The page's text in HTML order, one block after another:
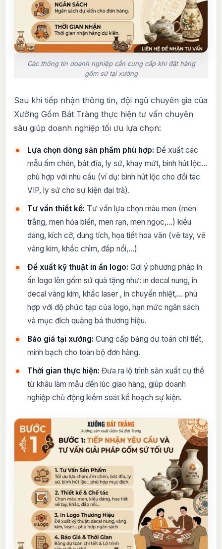
Các thông tin doanh nghiệp cần cung cấp khi đặt hàng
gốm sứ tại xưởng
Sau khi tiếp nhận thông tin, đội ngũ chuyên gia của
Xưởng Gốm Bát Tràng thực hiện tư vấn chuyên
sâu giúp doanh nghiệp tối ưu lựa chọn:
Lựa chọn dòng sản phẩm phù hợp: Đề xuất các
mẫu ấm chén, bát đĩa, ly sứ, khay mứt, bình hút lộc…
phù hợp với nhu cầu (ví dụ: bình hút lộc cho đối tác
VIP, ly sứ cho sự kiện đại trà).
Tư vấn thiết kế: Tư vấn lựa chọn màu men (men
trắng, men hỏa biến, men rạn, men ngọc,…) kiểu
dáng, kích cỡ, dung tích, họa tiết hoa văn (vẽ tay, vẽ
vàng kim, khắc chìm, đắp nổi,…)
Đề xuất kỹ thuật in ấn logo: Gợi ý phương pháp in
ấn logo lên gốm sứ quà tặng như: in decal nung, in
decal vàng kim, khắc laser , in chuyển nhiệt,… phù
hợp với độ phức tạp của logo, hạn mức ngân sách
và mục đích quảng bá thương hiệu.
Báo giá tại xưởng: Cung cấp bảng dự toán chi tiết,
minh bạch cho toàn bộ đơn hàng.
Thời gian thực hiện: Đưa ra lộ trình sản xuất cụ thể
từ khâu làm mẫu đến lúc giao hàng, giúp doanh
nghiệp chủ động kiểm soát kế hoạch sự kiện.